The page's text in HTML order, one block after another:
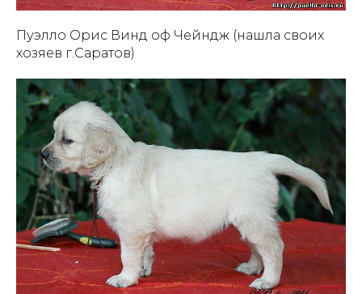
Пуэлло Орис Винд оф Чейндж (нашла своих
хозяев г.Саратов)